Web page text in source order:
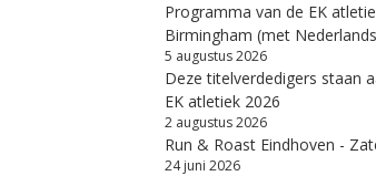
Programma van de EK
Birmingham (met
5 augustus 2026
Deze titelverdedigers staan
EK atletiek 2026
2 augustus 2026
Run & Roast Eindhoven -
24 juni 2026